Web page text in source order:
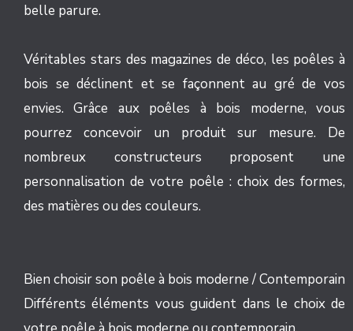
belle parure.
Véritables stars des magazines de déco, les poêles à
bois se déclinent et se façonnent au gré de vos
envies. Grâce aux poêles à bois moderne, vous
pourrez concevoir un produit sur mesure. De
nombreux constructeurs proposent une
personnalisation de votre poêle : choix des formes,
des matières ou des couleurs.
Bien choisir son poêle à bois moderne / Contemporain
Différents éléments vous guident dans le choix de